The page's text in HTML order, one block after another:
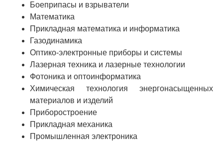
Интеллектуальная собственность
Семинар «Моделирование технологий
ЯТЦ»
Препринты
Зимняя школа по физике высоких
плотностей энергий
Молодежная научно-техническая
конференция «Исследования.
Технологии. Развитие»
Боеприпасы и взрыватели
Математика
Прикладная математика и информатика
Газодинамика
Оптико-электронные приборы и системы
Лазерная техника и лазерные технологии
Фотоника и оптоинформатика
Химическая технология энергонасыщенных
материалов и изделий
Приборостроение
Прикладная механика
Промышленная электроника